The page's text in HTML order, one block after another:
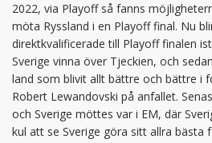
2022, via Playoff så fanns
möta Ryssland i en Playoff final. Nu
direktkvalificerade till Playoff finalen
Sverige vinna över Tjeckien, och
land som blivit allt bättre och bättre i
Robert Lewandovski på anfallet.
och Sverige möttes var i EM, där
kul att se Sverige göra sitt allra bästa